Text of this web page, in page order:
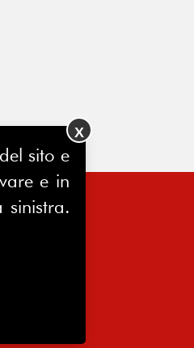
sito e
e in
sinistra.
X